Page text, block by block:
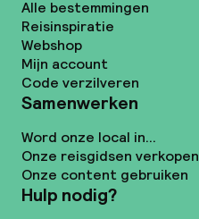
Alle bestemmingen
Reisinspiratie
Webshop
Mijn account
Code verzilveren
Samenwerken
Word onze local in...
Onze reisgidsen verkopen
Onze content gebruiken
Hulp nodig?